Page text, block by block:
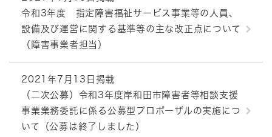
令和3年度 指定障害福祉サービス事業等の人員、
設備及び運営に関する基準等の主な改正点について
（障害事業者担当）
2021年7月13日掲載
（二次公募）令和3年度岸和田市障害者等相談支援
事業業務委託に係る公募型プロポーザルの実施につ
いて（公募は終了しました）